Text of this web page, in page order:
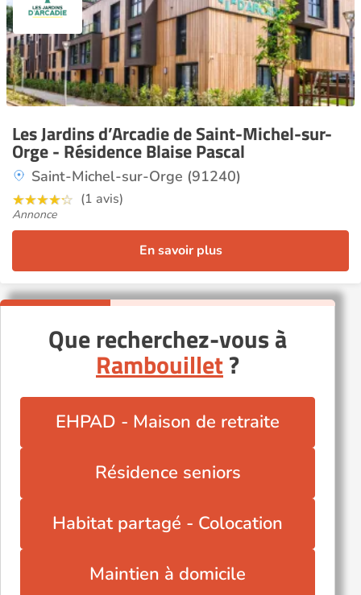
Les Jardins d’Arcadie de Saint-Michel-sur-
Orge - Résidence Blaise Pascal
Saint-Michel-sur-Orge (91240)
(1 avis)
Annonce
En savoir plus
Que recherchez-vous à
Rambouillet?
EHPAD - Maison de retraite
Résidence seniors
Habitat partagé - Colocation
Maintien à domicile